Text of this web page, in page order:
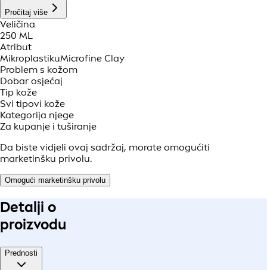
Pročitaj više
Veličina
250 ML
Atribut
MikroplastikuMicrofine Clay
Problem s kožom
Dobar osjećaj
Tip kože
Svi tipovi kože
Kategorija njege
Za kupanje i tuširanje
Da biste vidjeli ovaj sadržaj, morate omogućiti
marketinšku privolu.
Omogući marketinšku privolu
Detalji o
proizvodu
Prednosti